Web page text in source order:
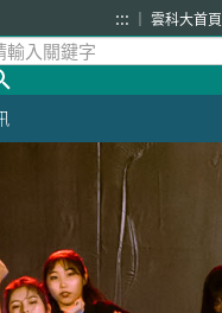
::: 雲科大首頁